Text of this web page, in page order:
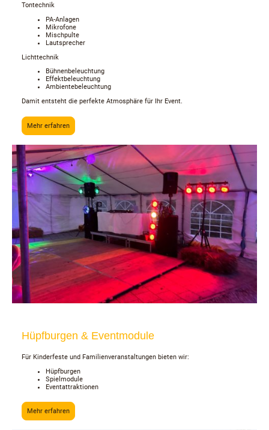
Tontechnik
PA-Anlagen
Mikrofone
Mischpulte
Lautsprecher
Lichttechnik
Bühnenbeleuchtung
Effektbeleuchtung
Ambientebeleuchtung
Damit entsteht die perfekte Atmosphäre für Ihr Event.
Mehr erfahren
Hüpfburgen & Eventmodule
Für Kinderfeste und Familienveranstaltungen bieten wir:
Hüpfburgen
Spielmodule
Eventattraktionen
Mehr erfahren